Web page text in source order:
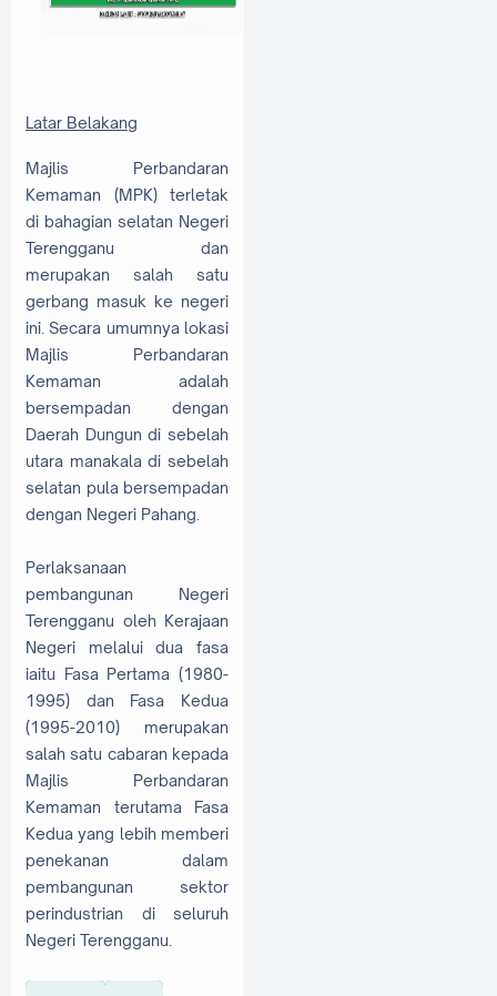
Latar Belakang
Majlis Perbandaran
Kemaman (MPK) terletak
di bahagian selatan Negeri
Terengganu dan
merupakan salah satu
gerbang masuk ke negeri
ini. Secara umumnya lokasi
Majlis Perbandaran
Kemaman adalah
bersempadan dengan
Daerah Dungun di sebelah
utara manakala di sebelah
selatan pula bersempadan
dengan Negeri Pahang.
Perlaksanaan
pembangunan Negeri
Terengganu oleh Kerajaan
Negeri melalui dua fasa
iaitu Fasa Pertama (1980-
1995) dan Fasa Kedua
(1995-2010) merupakan
salah satu cabaran kepada
Majlis Perbandaran
Kemaman terutama Fasa
Kedua yang lebih memberi
penekanan dalam
pembangunan sektor
perindustrian di seluruh
Negeri Terengganu.